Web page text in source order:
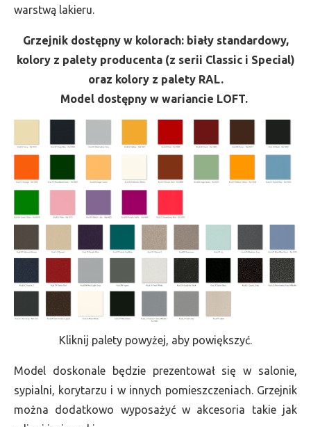
warstwą lakieru.
Grzejnik dostępny w kolorach: biały standardowy,
kolory z palety producenta (z serii Classic i Special)
oraz kolory z palety RAL.
Model dostępny w wariancie LOFT.
Kliknij palety powyżej, aby powiększyć.
Model doskonale będzie prezentował się w salonie,
sypialni, korytarzu i w innych pomieszczeniach. Grzejnik
można dodatkowo wyposażyć w akcesoria takie jak